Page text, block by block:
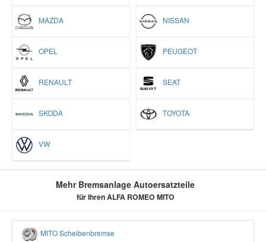
MAZDA NISSAN
OPEL PEUGEOT
RENAULT SEAT
SKODA TOYOTA
VW
Mehr Bremsanlage Autoersatzteile
für Ihren ALFA ROMEO MITO
MITO Scheibenbremse